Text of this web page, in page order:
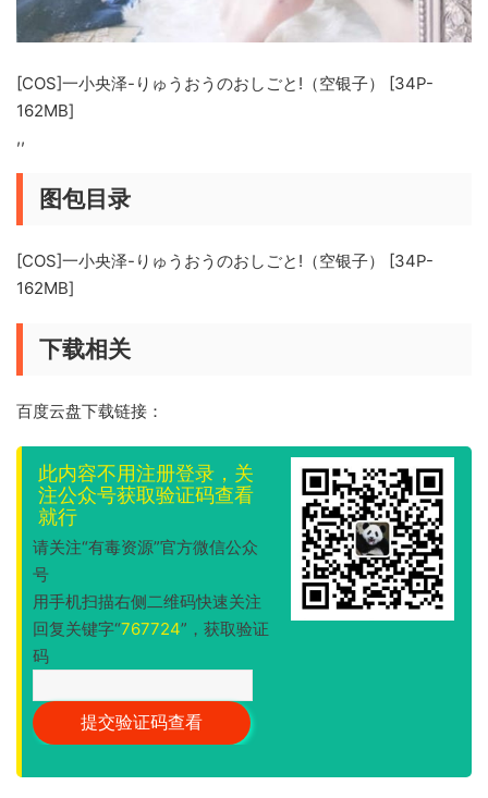
[COS]一小央泽-りゅうおうのおしごと!（空银子） [34P-
162MB]
,,
图包目录
[COS]一小央泽-りゅうおうのおしごと!（空银子） [34P-
162MB]
下载相关
百度云盘下载链接：
此内容不用注册登录，关
注公众号获取验证码查看
就行
请关注“有毒资源”官方微信公众
号
用手机扫描右侧二维码快速关注
回复关键字“767724”，获取验证
码